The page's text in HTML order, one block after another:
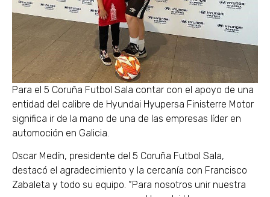
Para el 5 Coruña Futbol Sala contar con el apoyo de una
entidad del calibre de Hyundai Hyupersa Finisterre Motor
significa ir de la mano de una de las empresas líder en
automoción en Galicia.
Oscar Medín, presidente del 5 Coruña Futbol Sala,
destacó el agradecimiento y la cercanía con Francisco
Zabaleta y todo su equipo. “Para nosotros unir nuestra